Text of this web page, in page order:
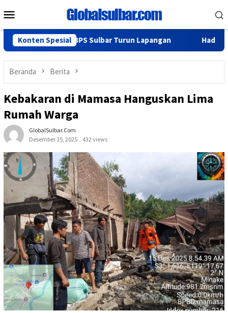
ke
Mobile
Konten Spesial
dan BPS Sulbar Turun Lapangan Hadiri Rakor,
Beranda Berita
Kebakaran di Mamasa Hanguskan Lima
Rumah Warga
GlobalSulbar.com
Desember 15, 2025
432 views